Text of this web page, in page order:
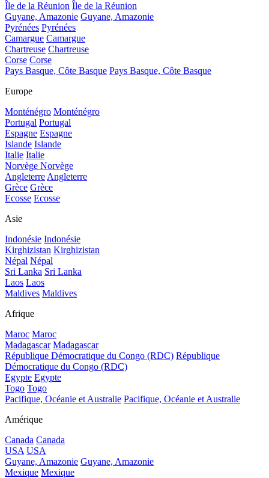
Île de la Réunion Île de la Réunion
Guyane, Amazonie Guyane, Amazonie
Pyrénées Pyrénées
Camargue Camargue
Chartreuse Chartreuse
Corse Corse
Pays Basque, Côte Basque Pays Basque, Côte Basque
Europe
Monténégro Monténégro
Portugal Portugal
Espagne Espagne
Islande Islande
Italie Italie
Norvège Norvège
Angleterre Angleterre
Grèce Grèce
Ecosse Ecosse
Asie
Indonésie Indonésie
Kirghizistan Kirghizistan
Népal Népal
Sri Lanka Sri Lanka
Laos Laos
Maldives Maldives
Afrique
Maroc Maroc
Madagascar Madagascar
République Démocratique du Congo (RDC) République
Démocratique du Congo (RDC)
Egypte Egypte
Togo Togo
Pacifique, Océanie et Australie Pacifique, Océanie et Australie
Amérique
Canada Canada
USA USA
Guyane, Amazonie Guyane, Amazonie
Mexique Mexique